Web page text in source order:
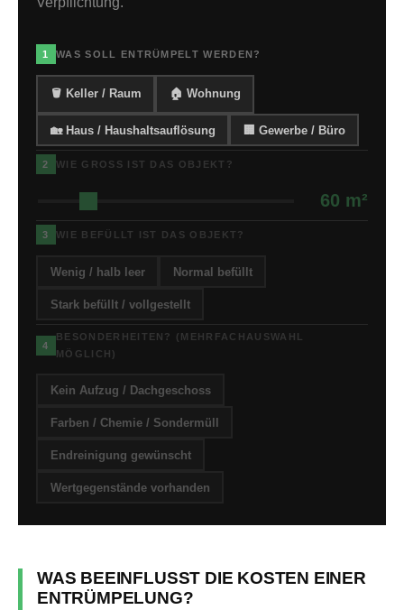
1 WAS SOLL ENTRÜMPELT WERDEN?
🪣 Keller / Raum 🏠 Wohnung
🏡 Haus / Haushaltsauflösung 🏢 Gewerbe / Büro
2 WIE GROSS IST DAS OBJEKT?
60 m²
3 WIE BEFÜLLT IST DAS OBJEKT?
Wenig / halb leer Normal befüllt
Stark befüllt / vollgestellt
4
BESONDERHEITEN? (MEHRFACHAUSWAHL
MÖGLICH)
Kein Aufzug / Dachgeschoss
Farben / Chemie / Sondermüll
Endreinigung gewünscht
Wertgegenstände vorhanden
WAS BEEINFLUSST DIE KOSTEN EINER
ENTRÜMPELUNG?